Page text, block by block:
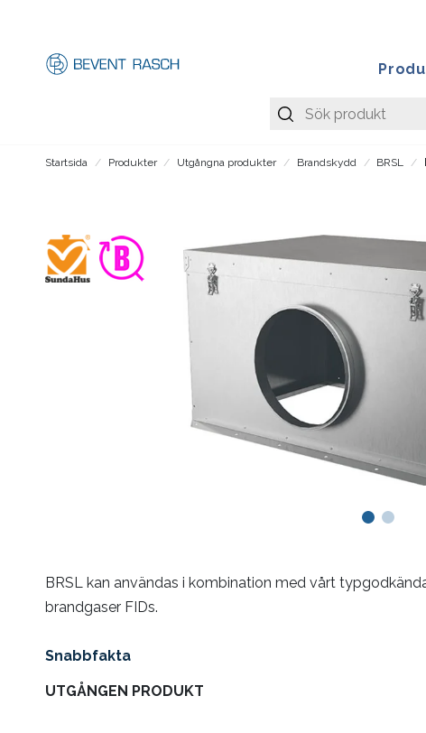
Startsida Produkter Utgångna produkter Brandskydd BRSL
BRSL kan användas i kombination med vårt
brandgaser FIDs.
Snabbfakta
UTGÅNGEN PRODUKT